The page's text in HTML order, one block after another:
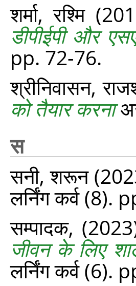
शर्मा, रश्मि
डीपीईपी और
pp. 72-76.
श्रीनिवासन,
को तैयार करना
स
सनी, शरून
लर्निंग कर्व (8).
सम्पादक,
जीवन के लिए
लर्निंग कर्व (6).